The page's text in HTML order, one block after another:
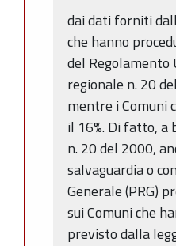
dai dati forniti
che hanno
del Regolamento
regionale n. 20
mentre i Comuni
il 16%. Di fatto,
n. 20 del 2000,
salvaguardia o
Generale (PRG)
sui Comuni che
previsto dalla